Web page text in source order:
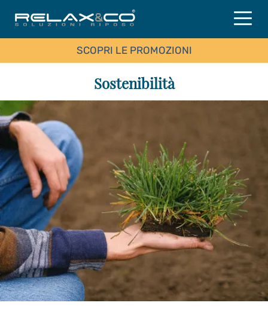
SCOPRI LE PROMOZIONI
Sostenibilità